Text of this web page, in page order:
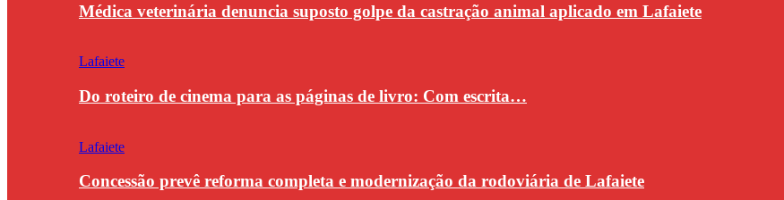
Médica veterinária denuncia suposto golpe da castração animal aplicado em Lafaiete
Lafaiete
Do roteiro de cinema para as páginas de livro: Com escrita…
Lafaiete
Concessão prevê reforma completa e modernização da rodoviária de Lafaiete